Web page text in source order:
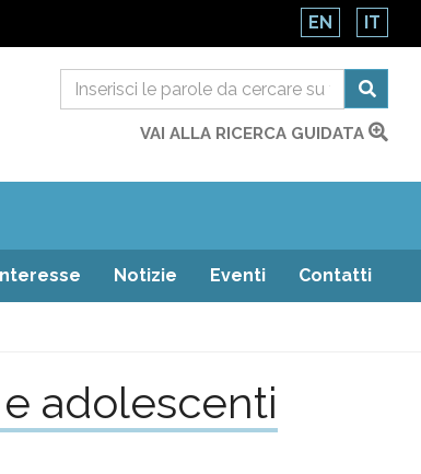
EN IT
VAI ALLA RICERCA GUIDATA
Notizie Eventi Contatti
adolescenti